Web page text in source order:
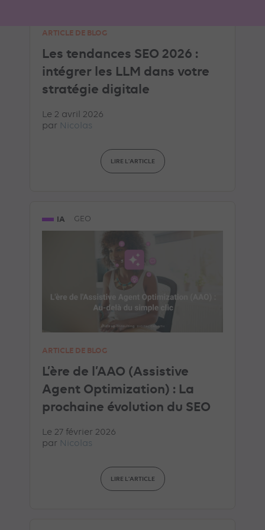
ARTICLE DE BLOG
Les tendances SEO 2026 :
intégrer les LLM dans votre
stratégie digitale
Le 2 avril 2026
par Nicolas
LIRE L'ARTICLE
IA GEO
ARTICLE DE BLOG
L’ère de l’AAO (Assistive
Agent Optimization) : La
prochaine évolution du SEO
Le 27 février 2026
par Nicolas
LIRE L'ARTICLE